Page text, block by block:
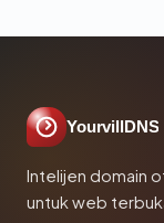
YourvillDNS
Intelijen domain
untuk web